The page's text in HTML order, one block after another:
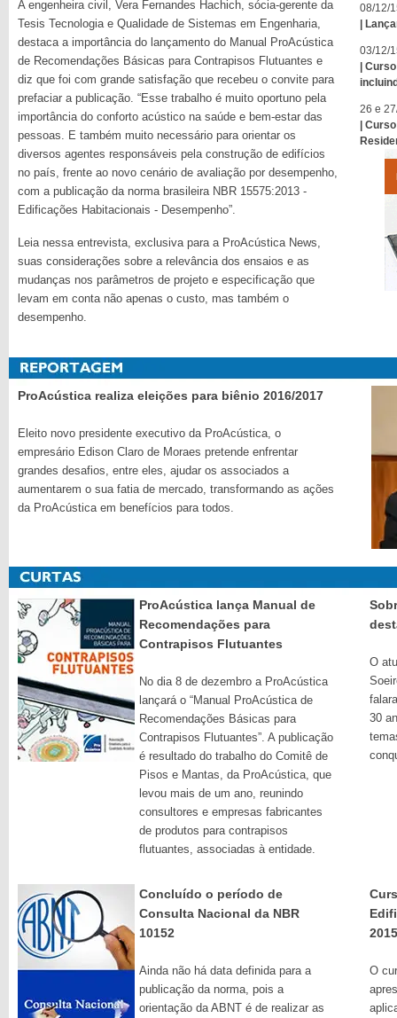
A engenheira civil, Vera Fernandes Hachich, sócia-gerente da
Tesis Tecnologia e Qualidade de Sistemas em Engenharia,
destaca a importância do lançamento do Manual ProAcústica
de Recomendações Básicas para Contrapisos Flutuantes e
diz que foi com grande satisfação que recebeu o convite para
prefaciar a publicação. “Esse trabalho é muito oportuno pela
importância do conforto acústico na saúde e bem-estar das
pessoas. E também muito necessário para orientar os
diversos agentes responsáveis pela construção de edifícios
no país, frente ao novo cenário de avaliação por desempenho,
com a publicação da norma brasileira NBR 15575:2013 -
Edificações Habitacionais - Desempenho”.
Leia nessa entrevista, exclusiva para a ProAcústica News,
suas considerações sobre a relevância dos ensaios e as
mudanças nos parâmetros de projeto e especificação que
levam em conta não apenas o custo, mas também o
desempenho.
08/12/
|
03/12/
|
26 e
|
ProAcústica realiza eleições para biênio 2016/2017
Eleito novo presidente executivo da ProAcústica, o
empresário Edison Claro de Moraes pretende enfrentar
grandes desafios, entre eles, ajudar os associados a
aumentarem o sua fatia de mercado, transformando as ações
da ProAcústica em benefícios para todos.
ProAcústica lança Manual de
Recomendações para
Contrapisos Flutuantes
No dia 8 de dezembro a ProAcústica
lançará o “Manual ProAcústica de
Recomendações Básicas para
Contrapisos Flutuantes”. A publicação
é resultado do trabalho do Comitê de
Pisos e Mantas, da ProAcústica, que
levou mais de um ano, reunindo
consultores e empresas fabricantes
de produtos para contrapisos
flutuantes, associadas à entidade.
O
30
Concluído o período de
Consulta Nacional da NBR
10152
Ainda não há data definida para a
publicação da norma, pois a
orientação da ABNT é de realizar as
2015
O